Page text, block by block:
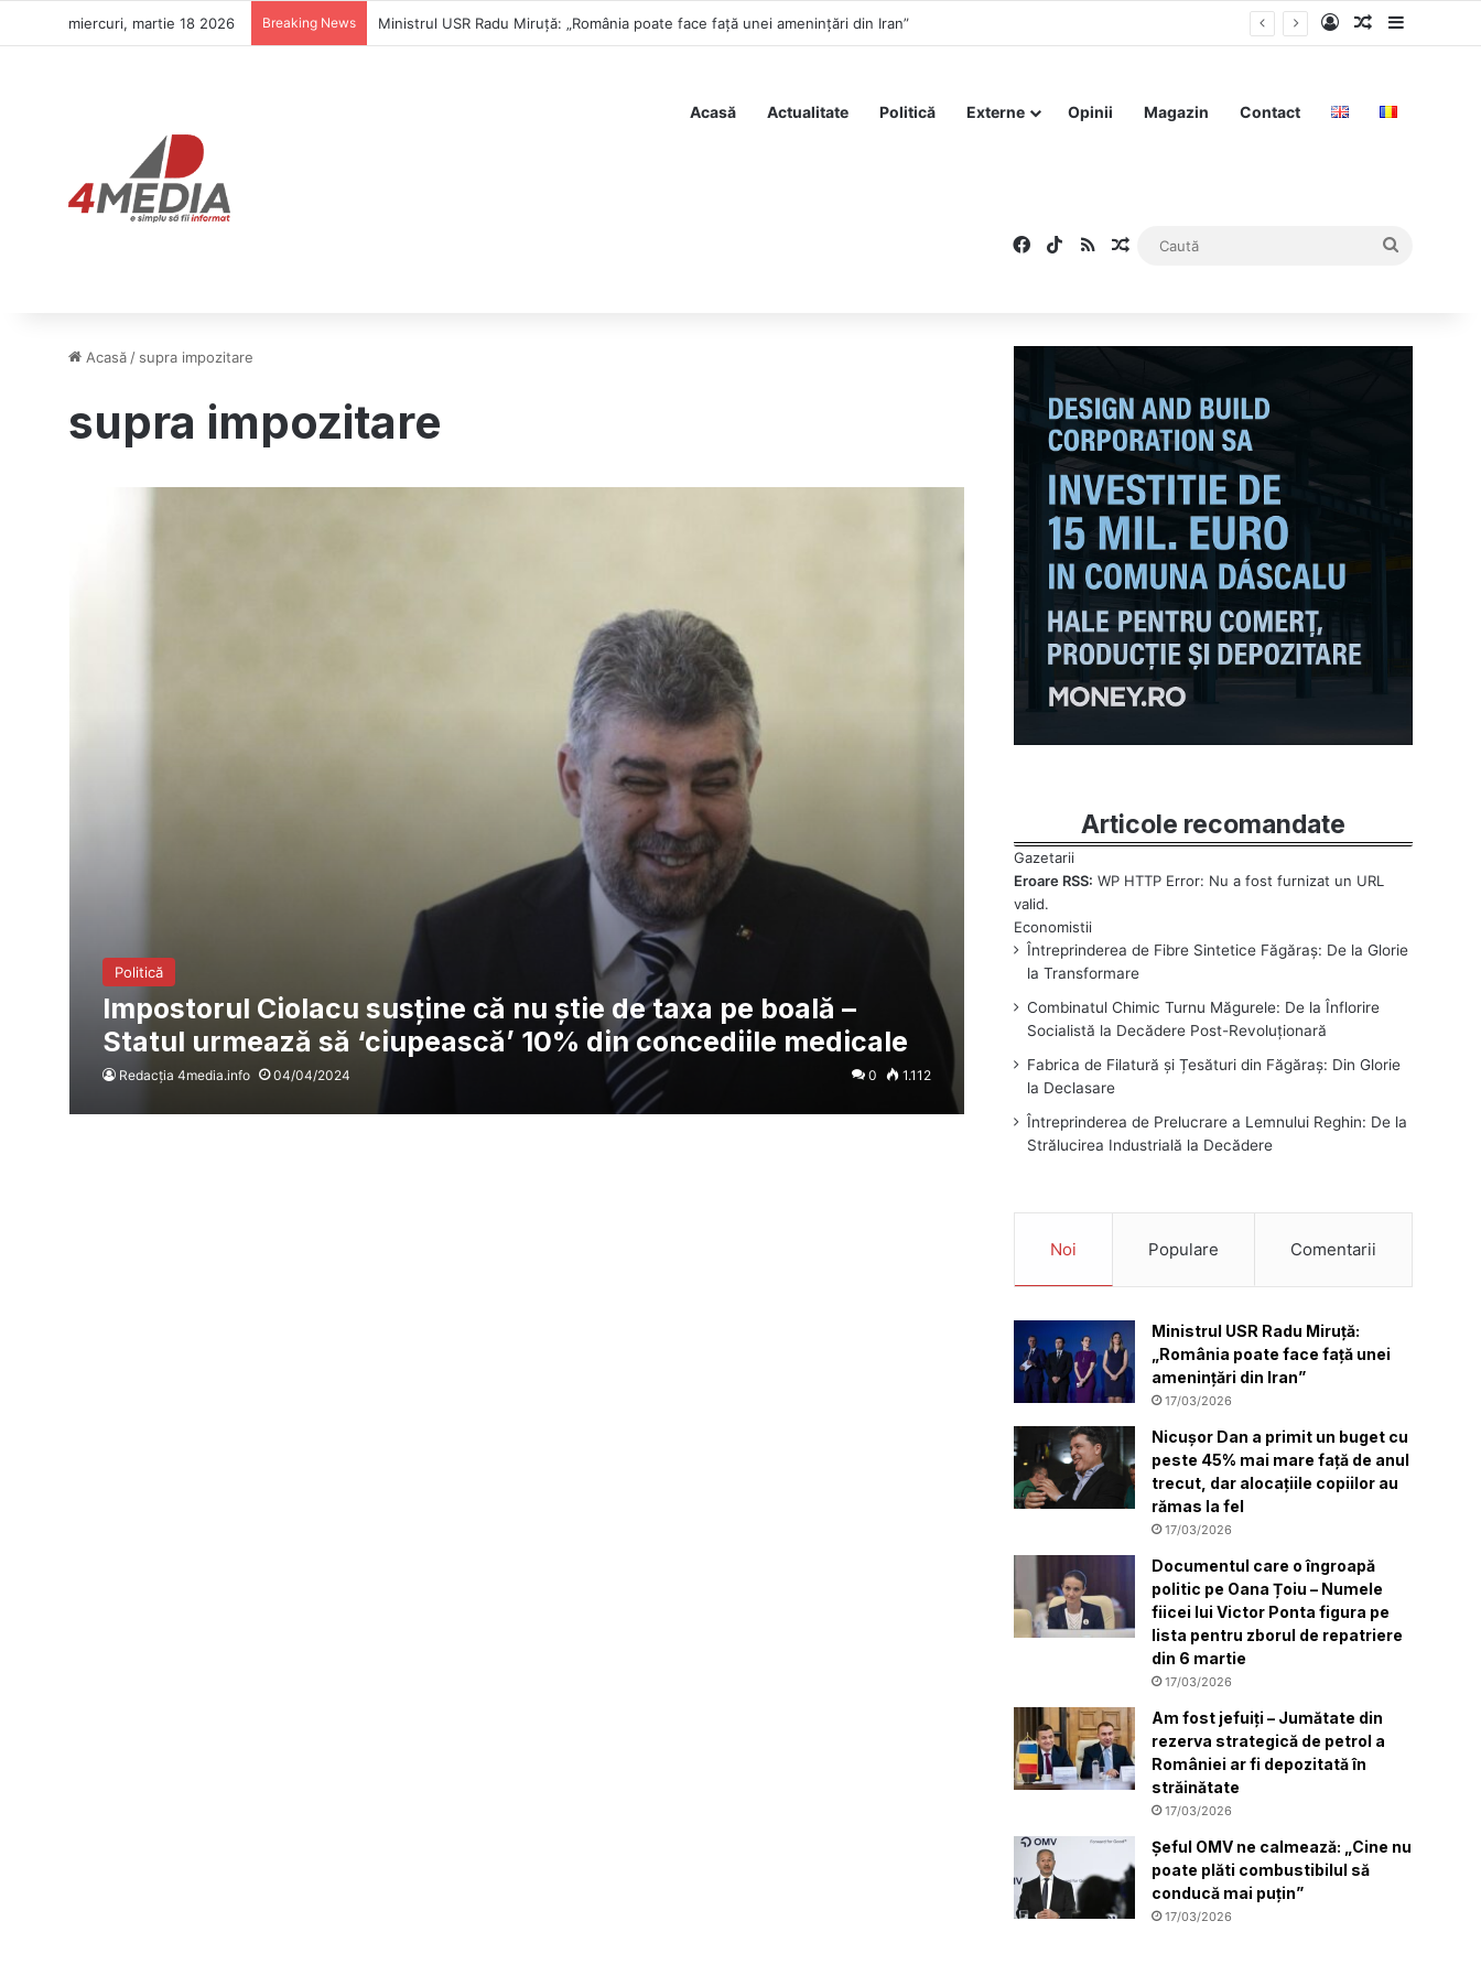
miercuri, martie 18 2026 Breaking News Ministrul USR Radu Miruță: „România poate face față unei amenințări din Iran” Log InArticolSidebar
Acasă Actualitate Politică Externe Opinii Magazin Contact
Facebook
TikTok
RSSArticol aleatoriu
Acasă / supra impozitare
supra impozitare
Politică
Impostorul Ciolacu susține că nu știe de taxa pe boală –
Statul urmează să ‘ciupească’ 10% din concediile medicale
Redacția 4media.info 04/04/2024 0 1.112
Articole recomandate
Eroare RSS: WP HTTP Error: Nu a fost furnizat un URL
valid.
Întreprinderea de Fibre Sintetice Făgăraș: De la Glorie
la Transformare
Combinatul Chimic Turnu Măgurele: De la Înflorire
Socialistă la Decădere Post-Revoluționară
Fabrica de Filatură și Țesături din Făgăraș: Din Glorie
la Declasare
Întreprinderea de Prelucrare a Lemnului Reghin: De la
Strălucirea Industrială la Decădere
Noi Populare Comentarii
Ministrul USR Radu Miruță:
„România poate face față unei
amenințări din Iran”
17/03/2026
Nicușor Dan a primit un buget cu
peste 45% mai mare față de anul
trecut, dar alocațiile copiilor au
rămas la fel
17/03/2026
Documentul care o îngroapă
politic pe Oana Țoiu – Numele
fiicei lui Victor Ponta figura pe
lista pentru zborul de repatriere
din 6 martie
17/03/2026
Am fost jefuiți – Jumătate din
rezerva strategică de petrol a
României ar fi depozitată în
străinătate
17/03/2026
Șeful OMV ne calmează: „Cine nu
poate plăti combustibilul să
conducă mai puțin”
17/03/2026